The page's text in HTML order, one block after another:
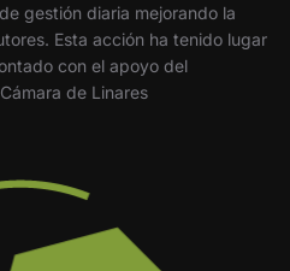
gestión diaria mejorando la
Esta acción ha tenido lugar
con el apoyo del
de Linares